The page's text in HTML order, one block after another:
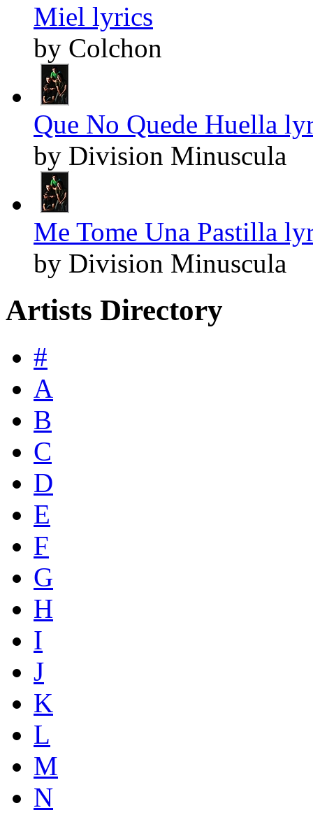
Miel lyrics
by Colchon
Que No Quede Huella
by Division Minuscula
Me Tome Una Pastilla
by Division Minuscula
Artists Directory
#
A
B
C
D
E
F
G
H
I
J
K
L
M
N